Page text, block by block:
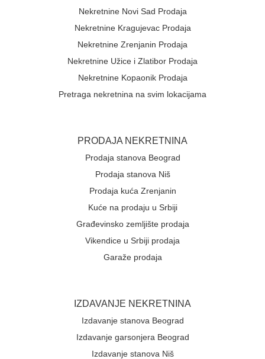
Nekretnine Novi Sad Prodaja
Nekretnine Kragujevac Prodaja
Nekretnine Zrenjanin Prodaja
Nekretnine Užice i Zlatibor Prodaja
Nekretnine Kopaonik Prodaja
Pretraga nekretnina na svim lokacijama
Brzi linkoviPRODAJA NEKRETNINA
Prodaja stanova Beograd
Prodaja stanova Niš
Prodaja kuća Zrenjanin
Kuće na prodaju u Srbiji
Građevinsko zemljište prodaja
Vikendice u Srbiji prodaja
Garaže prodaja
IZDAVANJE NEKRETNINA
Izdavanje stanova Beograd
Izdavanje garsonjera Beograd
Izdavanje stanova Niš